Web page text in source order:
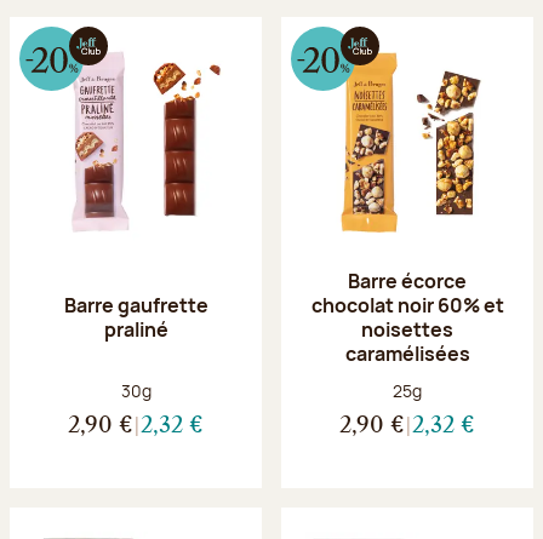
Barre gaufrette
praliné
Poids net :
30g
2,90 € 2,32 €
Barre écorce
chocolat noir 60% et
noisettes
caramélisées
Poids net :
25g
2,90 € 2,32 €